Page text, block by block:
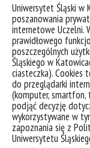
Uniwersytet Śląski w
poszanowania
internetowe Uczelni.
prawidłowego
poszczególnych
Śląskiego w
ciasteczka). Cookies
do przeglądarki
(komputer,
podjąć decyzję
wykorzystywane w
zapoznania się z
Uniwersytetu
Wdrożenie